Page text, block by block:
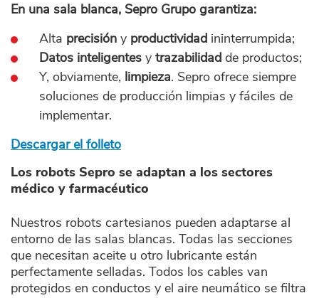
En una sala blanca, Sepro Grupo garantiza:
Alta precisión y productividad ininterrumpida;
Datos inteligentes y trazabilidad de productos;
Y, obviamente, limpieza. Sepro ofrece siempre
soluciones de producción limpias y fáciles de
implementar.
Descargar el folleto
Los robots Sepro se adaptan a los sectores
médico y farmacéutico
Nuestros robots cartesianos pueden adaptarse al
entorno de las salas blancas. Todas las secciones
que necesitan aceite u otro lubricante están
perfectamente selladas. Todos los cables van
protegidos en conductos y el aire neumático se filtra